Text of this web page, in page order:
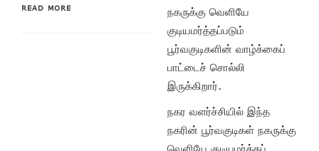
READ MORE
நகருக்கு வெளியே
குடியமர்த்தப்படும்
பூர்வகுடிகளின் வாழ்க்கைப்
பாட்டைச் சொல்லி
இருக்கிறார்.
நகர வளர்ச்சியில் இந்த
நகரின் பூர்வகுடிகள் நகருக்கு
வெளியே குடியமர்த்தப்